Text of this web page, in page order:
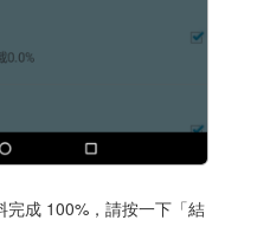
成 100%，請按一下「結